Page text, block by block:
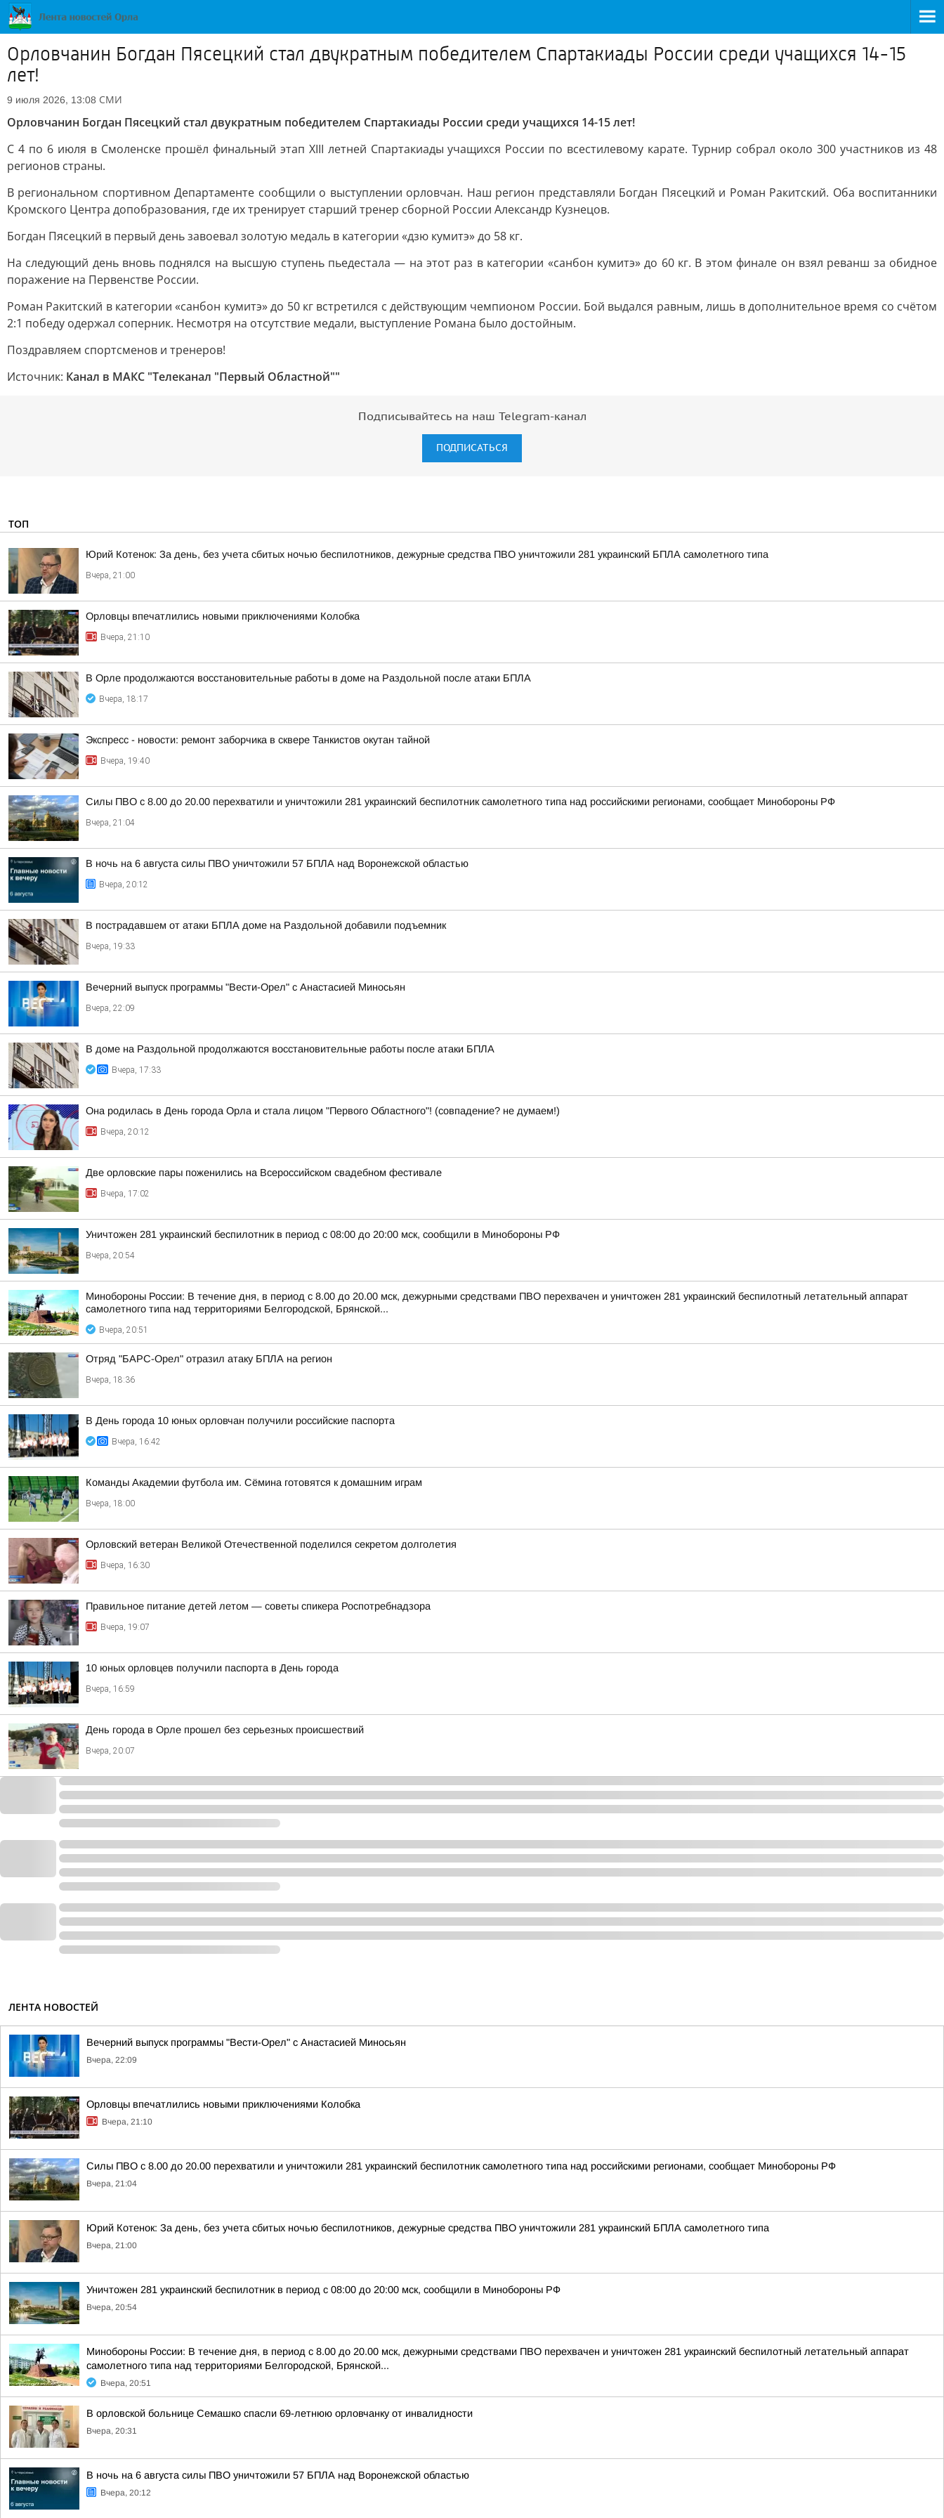
Орловчанин Богдан Пясецкий стал двукратным победителем Спартакиады России среди учащихся 14-15
лет!
9 июля 2026, 13:08 СМИ
Орловчанин Богдан Пясецкий стал двукратным победителем Спартакиады России среди учащихся 14-15 лет!
С 4 по 6 июля в Смоленске прошёл финальный этап XIII летней Спартакиады учащихся России по всестилевому карате. Турнир собрал около 300 участников из 48
регионов страны.
В региональном спортивном Департаменте сообщили о выступлении орловчан. Наш регион представляли Богдан Пясецкий и Роман Ракитский. Оба воспитанники
Кромского Центра допобразования, где их тренирует старший тренер сборной России Александр Кузнецов.
Богдан Пясецкий в первый день завоевал золотую медаль в категории «дзю кумитэ» до 58 кг.
На следующий день вновь поднялся на высшую ступень пьедестала — на этот раз в категории «санбон кумитэ» до 60 кг. В этом финале он взял реванш за обидное
поражение на Первенстве России.
Роман Ракитский в категории «санбон кумитэ» до 50 кг встретился с действующим чемпионом России. Бой выдался равным, лишь в дополнительное время со счётом
2:1 победу одержал соперник. Несмотря на отсутствие медали, выступление Романа было достойным.
Поздравляем спортсменов и тренеров!
Источник: Канал в МАКС "Телеканал "Первый Областной""
Подписывайтесь на наш Telegram-канал
ПОДПИСАТЬСЯ
ТОП
Юрий Котенок: За день, без учета сбитых ночью беспилотников, дежурные средства ПВО уничтожили 281 украинский БПЛА самолетного типа
Вчера, 21:00
Орловцы впечатлились новыми приключениями Колобка
Вчера, 21:10
В Орле продолжаются восстановительные работы в доме на Раздольной после атаки БПЛА
Вчера, 18:17
Экспресс - новости: ремонт заборчика в сквере Танкистов окутан тайной
Вчера, 19:40
Силы ПВО с 8.00 до 20.00 перехватили и уничтожили 281 украинский беспилотник самолетного типа над российскими регионами, сообщает Минобороны РФ
Вчера, 21:04
В ночь на 6 августа силы ПВО уничтожили 57 БПЛА над Воронежской областью
Вчера, 20:12
В пострадавшем от атаки БПЛА доме на Раздольной добавили подъемник
Вчера, 19:33
Вечерний выпуск программы "Вести-Орел" с Анастасией Миносьян
Вчера, 22:09
В доме на Раздольной продолжаются восстановительные работы после атаки БПЛА
Вчера, 17:33
Она родилась в День города Орла и стала лицом "Первого Областного"! (совпадение? не думаем!)
Вчера, 20:12
Две орловские пары поженились на Всероссийском свадебном фестивале
Вчера, 17:02
Уничтожен 281 украинский беспилотник в период с 08:00 до 20:00 мск, сообщили в Минобороны РФ
Вчера, 20:54
Минобороны России: В течение дня, в период с 8.00 до 20.00 мск, дежурными средствами ПВО перехвачен и уничтожен 281 украинский беспилотный летательный аппарат
самолетного типа над территориями Белгородской, Брянской...
Вчера, 20:51
Отряд "БАРС-Орел" отразил атаку БПЛА на регион
Вчера, 18:36
В День города 10 юных орловчан получили российские паспорта
Вчера, 16:42
Команды Академии футбола им. Сёмина готовятся к домашним играм
Вчера, 18:00
Орловский ветеран Великой Отечественной поделился секретом долголетия
Вчера, 16:30
Правильное питание детей летом — советы спикера Роспотребнадзора
Вчера, 19:07
10 юных орловцев получили паспорта в День города
Вчера, 16:59
День города в Орле прошел без серьезных происшествий
Вчера, 20:07
ЛЕНТА НОВОСТЕЙ
Вечерний выпуск программы "Вести-Орел" с Анастасией Миносьян
Вчера, 22:09
Орловцы впечатлились новыми приключениями Колобка
Вчера, 21:10
Силы ПВО с 8.00 до 20.00 перехватили и уничтожили 281 украинский беспилотник самолетного типа над российскими регионами, сообщает Минобороны РФ
Вчера, 21:04
Юрий Котенок: За день, без учета сбитых ночью беспилотников, дежурные средства ПВО уничтожили 281 украинский БПЛА самолетного типа
Вчера, 21:00
Уничтожен 281 украинский беспилотник в период с 08:00 до 20:00 мск, сообщили в Минобороны РФ
Вчера, 20:54
Минобороны России: В течение дня, в период с 8.00 до 20.00 мск, дежурными средствами ПВО перехвачен и уничтожен 281 украинский беспилотный летательный аппарат
самолетного типа над территориями Белгородской, Брянской...
Вчера, 20:51
В орловской больнице Семашко спасли 69-летнюю орловчанку от инвалидности
Вчера, 20:31
В ночь на 6 августа силы ПВО уничтожили 57 БПЛА над Воронежской областью
Вчера, 20:12